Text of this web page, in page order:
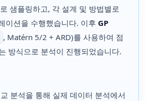
샘플링하고, 각 설계 및 방법별로
이션을 수행했습니다. 이후 GP
, Matérn 5/2 + ARD)를 사용하여 점
방식으로 분석이 진행되었습니다.
분석을 통해 실제 데이터 분석에서